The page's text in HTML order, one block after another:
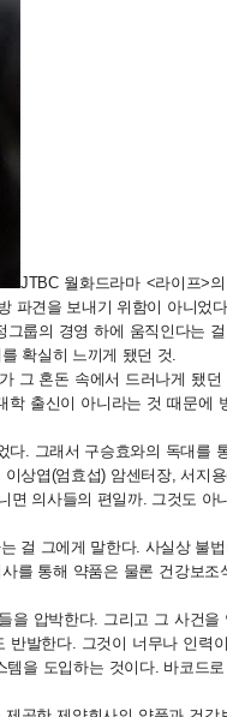
JTBC 월화드라마 <라이프>
파견을 보내기 위함이 아니었
룹의 경영 하에 움직인다는
확실히 느끼게 됐던 것.
그 혼돈 속에서 드러나게 됐던
출신이 아니라는 것 때문에
. 그래서 구승효와의 독대를
상엽(엄효섭) 암센터장, 서지
의사들의 편일까. 그것도 아
걸 그에게 말한다. 사실상 불
를 통해 약품은 물론 건강보조
압박한다. 그리고 그 사건을
발한다. 그것이 너무나 인력
을 도입하는 것이다. 바코드